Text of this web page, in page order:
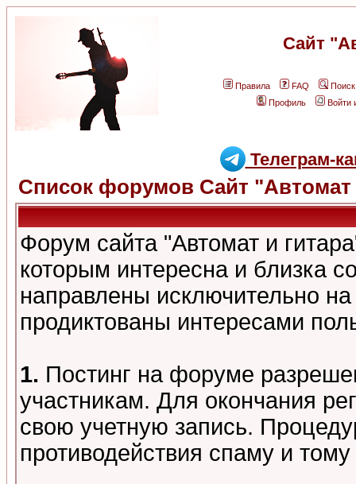
Сайт
Правила FAQ
Поиск
Профиль
Войти
Телеграм-
Список форумов Сайт "Автомат
Форум сайта "Автомат и
которым интересна и близка
направлены исключительно
продиктованы интересами
1. Постинг на форуме
участникам. Для окончания
свою учетную запись.
противодействия спаму и